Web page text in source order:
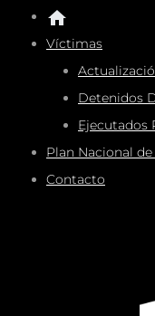
Víctimas
Detenidos
Ejecutados
Plan Nacional
Contacto